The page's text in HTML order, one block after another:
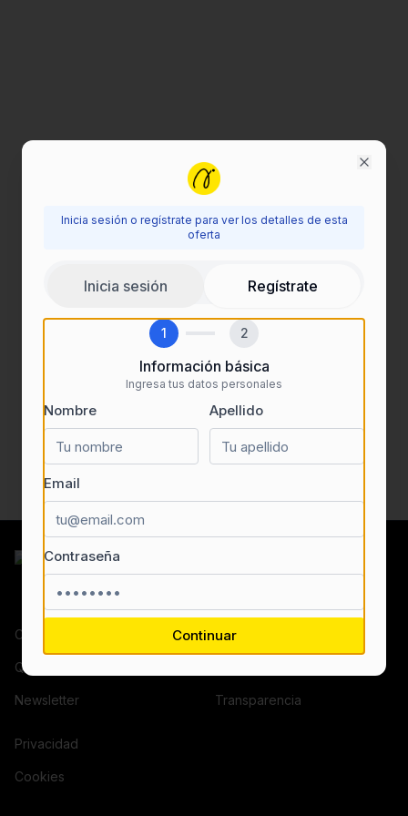
Inicia sesión para ver esta oferta
detalles de las ofertas de empleo.
Contacto
Quiénes somos
Newsletter
¿Eres una empresa?
Transparencia
Privacidad
Cookies
Inicia sesión o regístrate para ver los detalles de esta
oferta
Inicia sesión Regístrate
1 2
Información básica
Ingresa tus datos personales
Nombre Apellido
Email
Contraseña
Continuar